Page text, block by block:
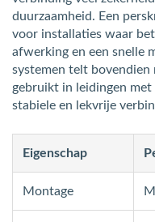
duurzaamheid. Een
voor installaties waar
afwerking en een snelle
systemen telt bovendien
gebruikt in leidingen
stabiele en lekvrije
Eigenschap
Montage